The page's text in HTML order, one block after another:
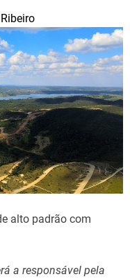
alto padrão com
a responsável pela